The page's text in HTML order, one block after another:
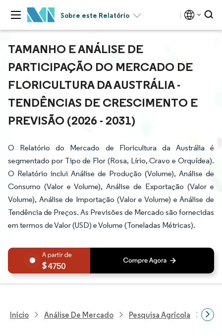
Sobre este Relatório
TAMANHO E ANÁLISE DE
PARTICIPAÇÃO DO MERCADO DE
FLORICULTURA DA AUSTRÁLIA -
TENDÊNCIAS DE CRESCIMENTO E
PREVISÃO (2026 - 2031)
O Relatório do Mercado de Floricultura da Austrália é
segmentado por Tipo de Flor (Rosa, Lírio, Cravo e Orquídea).
O Relatório inclui Análise de Produção (Volume), Análise de
Consumo (Valor e Volume), Análise de Exportação (Valor e
Volume), Análise de Importação (Valor e Volume) e Análise de
Tendência de Preços. As Previsões de Mercado são fornecidas
em termos de Valor (USD) e Volume (Toneladas Métricas).
4750
Início Análise De Mercado Pesquisa Agrícola